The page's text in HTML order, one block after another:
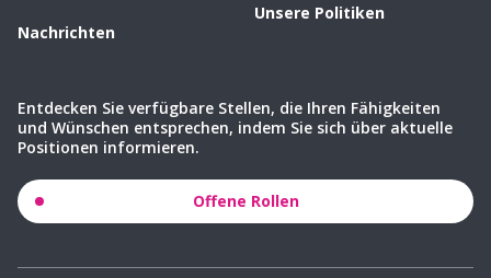
Nachrichten
Unsere Politiken
Entdecken Sie verfügbare Stellen, die Ihren Fähigkeiten
und Wünschen entsprechen, indem Sie sich über aktuelle
Positionen informieren.
Offene Rollen